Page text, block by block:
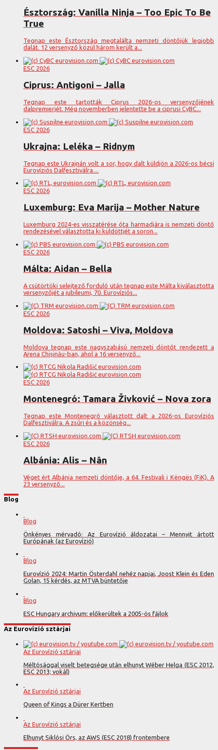
Észtország: Vanilla Ninja – Too Epic To Be
True
Tegnap este Észtország megtalálta nemzeti döntőjük legjobb
dalát. 12 versenyző közül három került a...
ESC 2026
Ciprus: Antigoni – Jalla
Tegnap este tartották Ciprus 2026-os versenyzőjének
dalpremierjét. Még novemberben jelentette be a ciprusi CyBC...
ESC 2026
Ukrajna: Leléka – Ridnym
Tegnap este Ukrajnán volt a sor, hogy dalt küldjön a 2026-os bécsi
Eurovíziós Dalfesztiválra....
ESC 2026
Luxemburg: Eva Marija – Mother Nature
Luxemburg 2024-es visszatérése óta harmadjára is nemzeti döntő
rendezésével választotta ki küldöttjét a soron...
ESC 2026
Málta: Aidan – Bella
A csütörtöki selejtező forduló után tegnap este Málta kiválasztotta
versenyzőjét a jubileumi, 70. Eurovíziós...
ESC 2026
Moldova: Satoshi – Viva, Moldova
Moldova tegnap este nagyszabású nemzeti döntőt rendezett a
Arena Chișinău-ban, ahol a 16 versenyző...
ESC 2026
Montenegró: Tamara Živković – Nova zora
Tegnap este Montenegró választott dalt a 2026-os Eurovíziós
Dalfesztiválra. A zsűri és a közönség...
ESC 2026
Albánia: Alis – Nân
Véget ért Albánia nemzeti döntője, a 64. Festivali i Këngës (FiK). A
23 versenyző...
Blog
Blog
Önkényes mérvadó: Az Eurovízió áldozatai – Mennyit ártott
Európának (az Eurovízió)
Blog
Eurovízió 2024: Martin Österdahl nehéz napjai, Joost Klein és Eden
Golan, 15 kérdés, az MTVA büntetője
Blog
ESC Hungary archivum: előkerültek a 2005-ös fájlok
Az Eurovízió sztárjai
Az Eurovízió sztárjai
Méltósággal viselt betegsége után elhunyt Wéber Helga (ESC 2012,
ESC 2013; vokál)
Az Eurovízió sztárjai
Queen of Kings a Dürer Kertben
Az Eurovízió sztárjai
Elhunyt Siklósi Örs, az AWS (ESC 2018) frontembere